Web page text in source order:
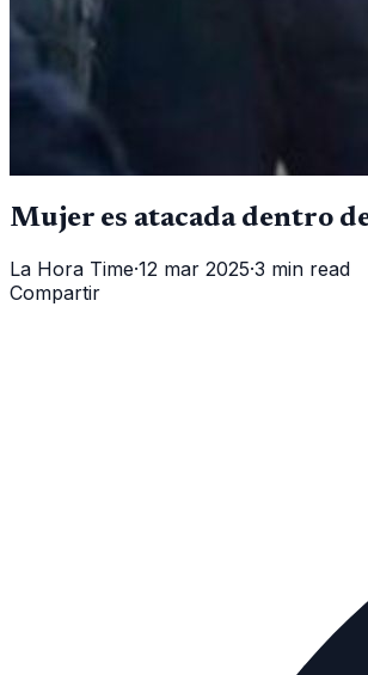
Mujer es atacada dentro
La Hora Time·12 mar 2025·3 min read
Compartir